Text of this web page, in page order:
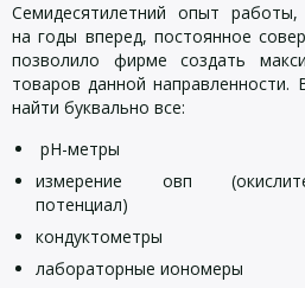
Семидесятилетний опыт
на годы вперед, постоянное
позволило фирме создать
товаров данной
найти буквально все:
pH-метры
измерение овп
потенциал)
кондуктометры
лабораторные иономеры